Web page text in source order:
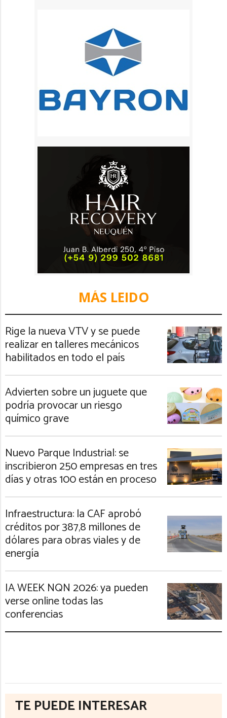
MÁS LEIDO
Rige la nueva VTV y se puede
realizar en talleres mecánicos
habilitados en todo el país
Advierten sobre un juguete que
podría provocar un riesgo
químico grave
Nuevo Parque Industrial: se
inscribieron 250 empresas en tres
días y otras 100 están en proceso
Infraestructura: la CAF aprobó
créditos por 387,8 millones de
dólares para obras viales y de
energía
IA WEEK NQN 2026: ya pueden
verse online todas las
conferencias
TE PUEDE INTERESAR